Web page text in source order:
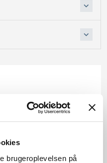
brugeroplevelsen på